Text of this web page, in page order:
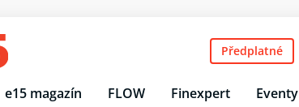
e15 magazín FLOW Finexpert Eventy
Předplatné